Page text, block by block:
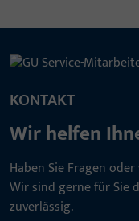
KONTAKT
Wir helfen
Haben Sie Fragen
Wir sind gerne für Sie
zuverlässig.